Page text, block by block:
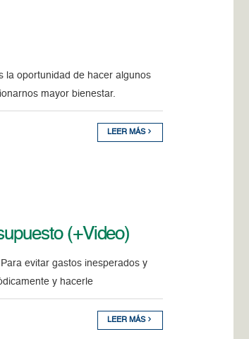
la oportunidad de hacer algunos
mayor bienestar.
LEER MÁS
(+Video)
evitar gastos inesperados y
y hacerle
LEER MÁS